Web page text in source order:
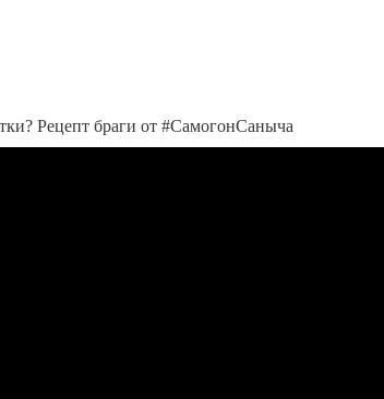
Рецепт браги от #СамогонСаныча